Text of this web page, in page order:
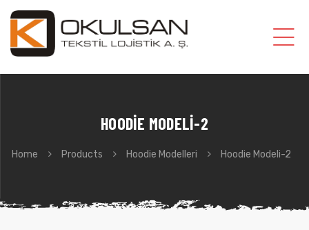
HOODIE MODELI-2
Home Products Hoodie Modelleri Hoodie Modeli-2